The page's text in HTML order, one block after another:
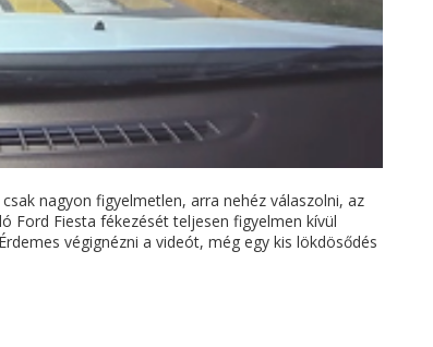
nagyon figyelmetlen, arra nehéz válaszolni, az
Ford Fiesta fékezését teljesen figyelmen kívül
végignézni a videót, még egy kis lökdösődés